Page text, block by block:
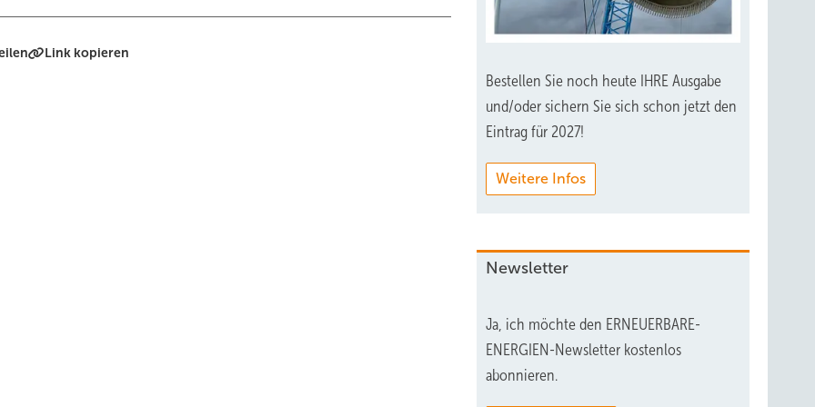
Link kopieren
Bestellen Sie noch heute IHRE Ausgabe
und/oder sichern Sie sich schon jetzt den
Eintrag für 2027!
Weitere Infos
Newsletter
Ja, ich möchte den ERNEUERBARE-
ENERGIEN-Newsletter kostenlos
abonnieren.